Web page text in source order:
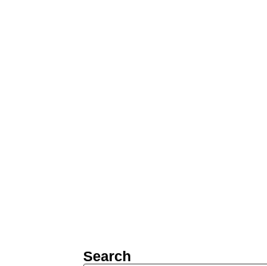
Search